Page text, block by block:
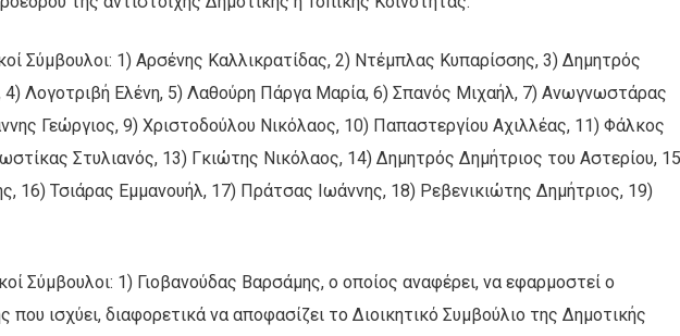
Σύμβουλοι: 1) Αρσένης Καλλικρατίδας, 2) Ντέμπλας Κυπαρίσσης, 3) Δημητρός
4) Λογοτριβή Ελένη, 5) Λαθούρη Πάργα Μαρία, 6) Σπανός Μιχαήλ, 7) Ανωγνωστάρας
Γεώργιος, 9) Χριστοδούλου Νικόλαος, 10) Παπαστεργίου Αχιλλέας, 11) Φάλκος
Στυλιανός, 13) Γκιώτης Νικόλαος, 14) Δημητρός Δημήτριος του Αστερίου,
16) Τσιάρας Εμμανουήλ, 17) Πράτσας Ιωάννης, 18) Ρεβενικιώτης Δημήτριος, 19)
Σύμβουλοι: 1) Γιοβανούδας Βαρσάμης, ο οποίος αναφέρει, να εφαρμοστεί ο
που ισχύει, διαφορετικά να αποφασίζει το Διοικητικό Συμβούλιο της Δημοτικής